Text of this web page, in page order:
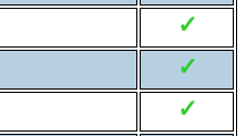
✓
✓
✓